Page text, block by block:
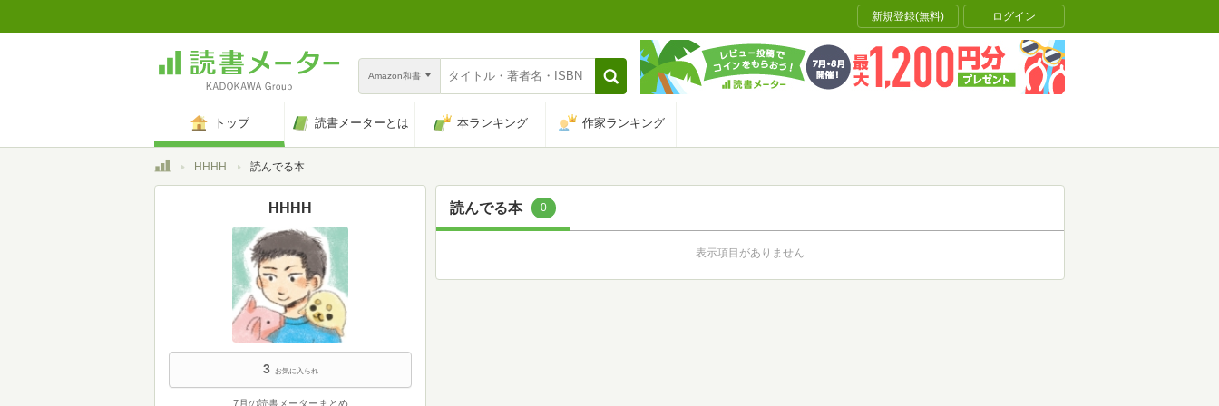
新規登録(無料) ログイン
Amazon和書
トップ 読書メーターとは 本ランキング 作家ランキング
トップHHHH 読んでる本
読んでる本 0
表示項目がありません
HHHH
3 お気に入られ
7月の読書メーターまとめ